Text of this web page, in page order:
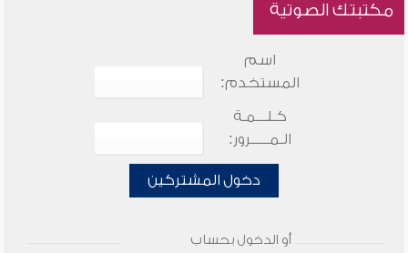
مكتبتك الصوتية
اسم
المستخدم:
كـلـــمـة
الـمـــــرور:
دخول المشتركين
أو الدخول بحساب